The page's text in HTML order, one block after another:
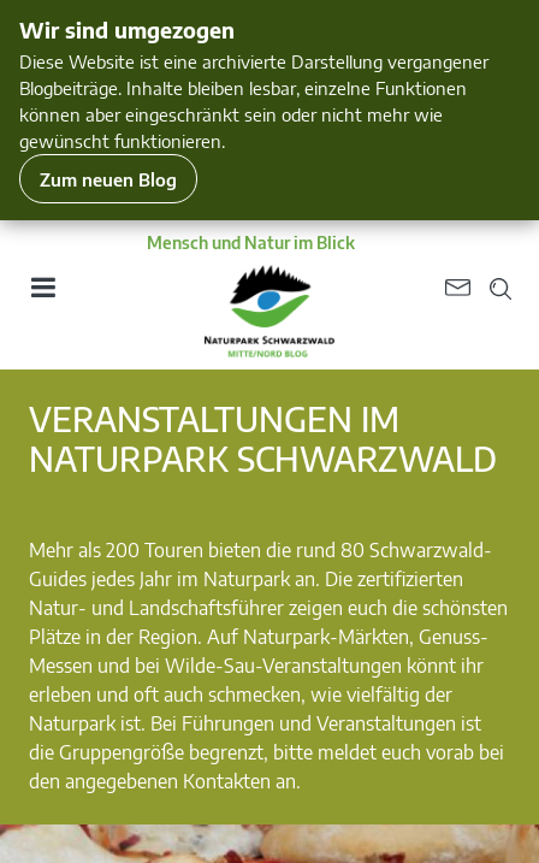
Wir sind umgezogen
Diese Website ist eine archivierte Darstellung vergangener
Blogbeiträge. Inhalte bleiben lesbar, einzelne Funktionen
können aber eingeschränkt sein oder nicht mehr wie
gewünscht funktionieren.
Zum neuen Blog
Mensch und Natur im Blick
VERANSTALTUNGEN IM
NATURPARK SCHWARZWALD
Mehr als 200 Touren bieten die rund 80 Schwarzwald-
Guides jedes Jahr im Naturpark an. Die zertifizierten
Natur- und Landschaftsführer zeigen euch die schönsten
Plätze in der Region. Auf Naturpark-Märkten, Genuss-
Messen und bei Wilde-Sau-Veranstaltungen könnt ihr
erleben und oft auch schmecken, wie vielfältig der
Naturpark ist. Bei Führungen und Veranstaltungen ist
die Gruppengröße begrenzt, bitte meldet euch vorab bei
den angegebenen Kontakten an.